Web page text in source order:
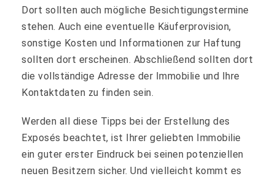
Dort sollten auch mögliche Besichtigungstermine
stehen. Auch eine eventuelle Käuferprovision,
sonstige Kosten und Informationen zur Haftung
sollten dort erscheinen. Abschließend sollten dort
die vollständige Adresse der Immobilie und Ihre
Kontaktdaten zu finden sein.
Werden all diese Tipps bei der Erstellung des
Exposés beachtet, ist Ihrer geliebten Immobilie
ein guter erster Eindruck bei seinen potenziellen
neuen Besitzern sicher. Und vielleicht kommt es